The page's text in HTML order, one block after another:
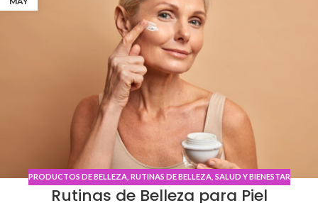
PRODUCTOS DE BELLEZA, RUTINAS DE BELLEZA, SALUD Y BIENESTAR
Rutinas de Belleza para Piel